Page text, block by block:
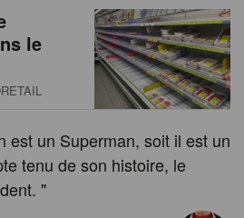
le
est un Superman, soit il est un
tenu de son histoire, le
"